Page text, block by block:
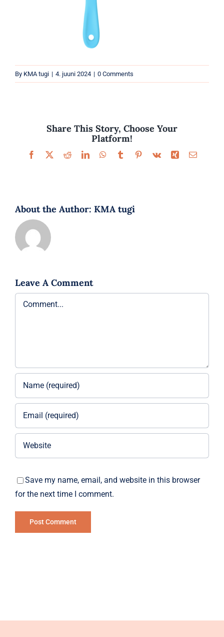
By KMA tugi | 4. juuni 2024 | 0 Comments
Share This Story, Choose Your
Platform!
Facebook
X RedditLinkedInWhatsApp
TumblrPinterest
Vk Xing Email
About the Author: KMA tugi
Leave A Comment
Comment
Save my name, email, and website in this browser
for the next time I comment.